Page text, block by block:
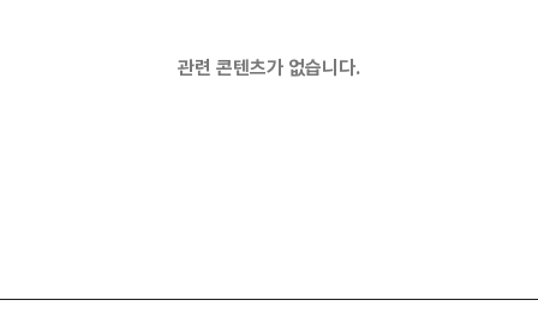
관련 콘텐츠가 없습니다.